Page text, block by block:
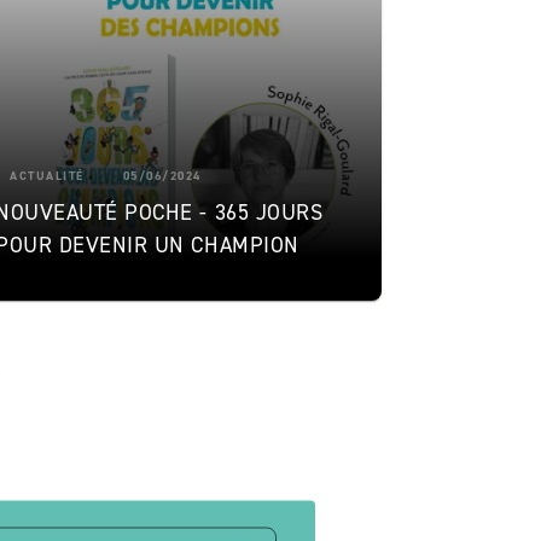
ACTUALITÉ 05/06/2024
POCHE - 365 JOURS
DEVENIR UN CHAMPION